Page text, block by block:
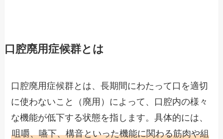
口腔廃用症候群とは
口腔廃用症候群とは、長期間にわたって口を適切
に使わないこと（廃用）によって、口腔内の様々
な機能が低下する状態を指します。具体的には、
咀嚼、嚥下、構音といった機能に関わる筋肉や組